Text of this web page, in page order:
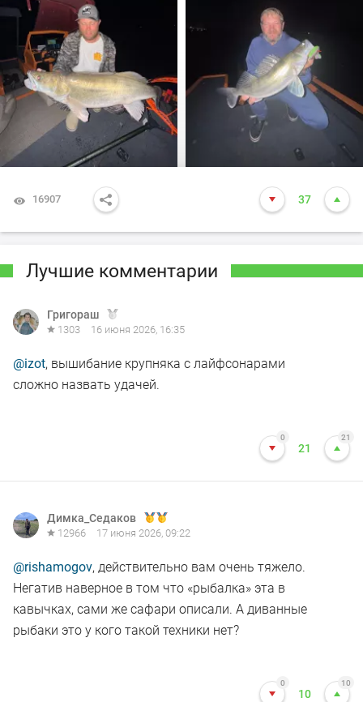
16907 37
Лучшие комментарии
Григораш
1303 16 июня 2026, 16:35
@izot, вышибание крупняка с лайфсонарами
сложно назвать удачей.
0
21
21
Димка_Седаков
12966 17 июня 2026, 09:22
@rishamogov, действительно вам очень тяжело.
Негатив наверное в том что «рыбалка» эта в
кавычках, сами же сафари описали. А диванные
рыбаки это у кого такой техники нет?
0
10
10